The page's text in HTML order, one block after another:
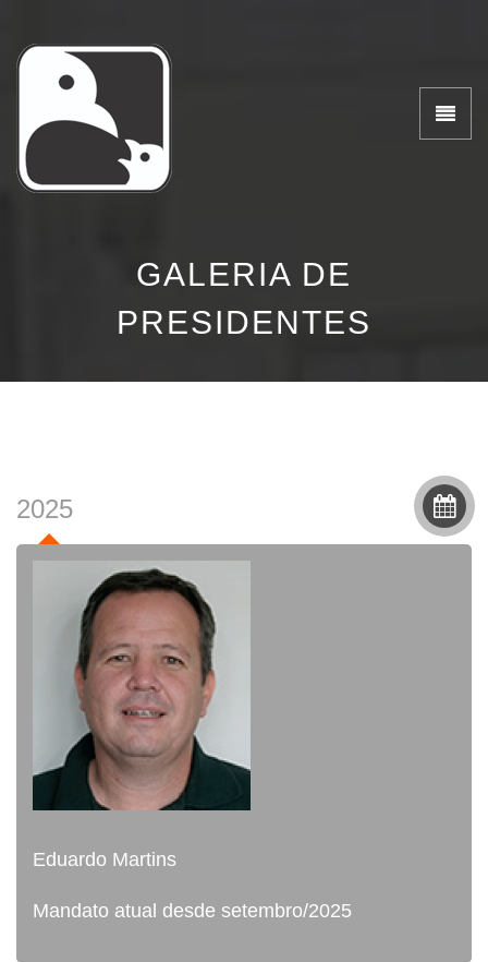
GALERIA DE
PRESIDENTES
2025
Eduardo Martins
Mandato atual desde setembro/2025